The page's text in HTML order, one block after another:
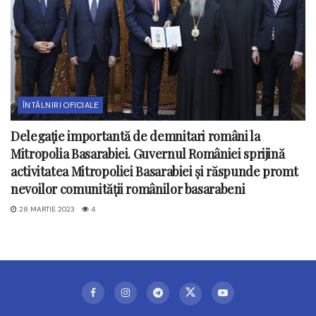
ÎNTÂLNIRI OFICIALE
Delegație importantă de demnitari români la
Mitropolia Basarabiei. Guvernul României sprijină
activitatea Mitropoliei Basarabiei și răspunde promt
nevoilor comunității românilor basarabeni
28 MARTIE 2023 4